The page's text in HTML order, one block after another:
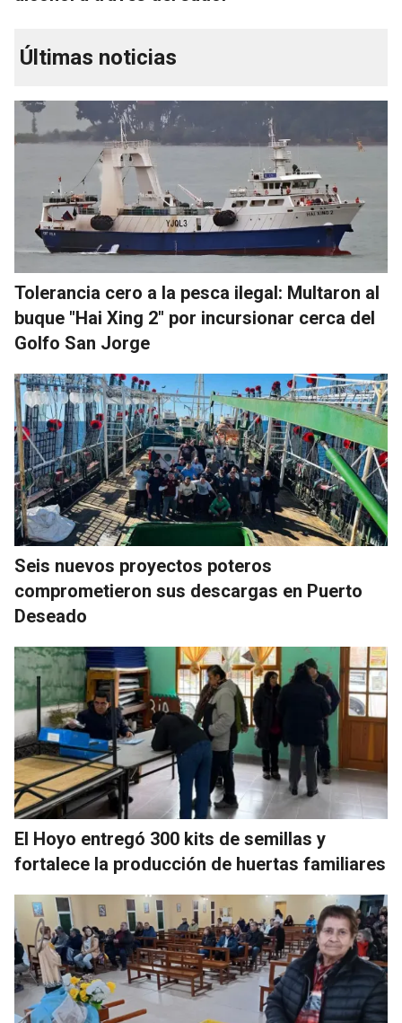
Últimas noticias
Tolerancia cero a la pesca ilegal: Multaron al
buque "Hai Xing 2" por incursionar cerca del
Golfo San Jorge
Seis nuevos proyectos poteros
comprometieron sus descargas en Puerto
Deseado
El Hoyo entregó 300 kits de semillas y
fortalece la producción de huertas familiares